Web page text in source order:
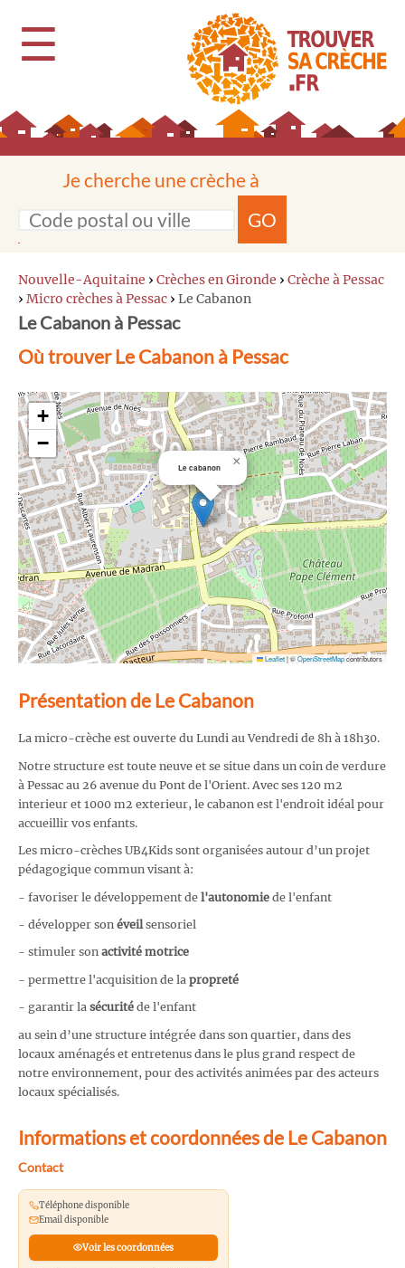
☰
Je cherche une crèche à
GO
Nouvelle-Aquitaine › Crèches en Gironde › Crèche à Pessac
› Micro crèches à Pessac › Le Cabanon
Le Cabanon à Pessac
Où trouver Le Cabanon à Pessac
Le cabanon ×
+
−
Leaflet|©OpenStreetMapcontributors
Présentation de Le Cabanon
La micro-crèche est ouverte du Lundi au Vendredi de 8h à 18h30.
Notre structure est toute neuve et se situe dans un coin de verdure
à Pessac au 26 avenue du Pont de l'Orient. Avec ses 120 m2
interieur et 1000 m2 exterieur, le cabanon est l'endroit idéal pour
accueillir vos enfants.
Les micro-crèches UB4Kids sont organisées autour d’un projet
pédagogique commun visant à:
- favoriser le développement de l'autonomie de l'enfant
- développer son éveilsensoriel
- stimuler son activité motrice
- permettre l'acquisition de la propreté
- garantir la sécurité de l'enfant
au sein d’une structure intégrée dans son quartier, dans des
locaux aménagés et entretenus dans le plus grand respect de
notre environnement, pour des activités animées par des acteurs
locaux spécialisés.
Informations et coordonnées de Le Cabanon
Contact
Téléphone disponible
Email disponible
Voir les coordonnées